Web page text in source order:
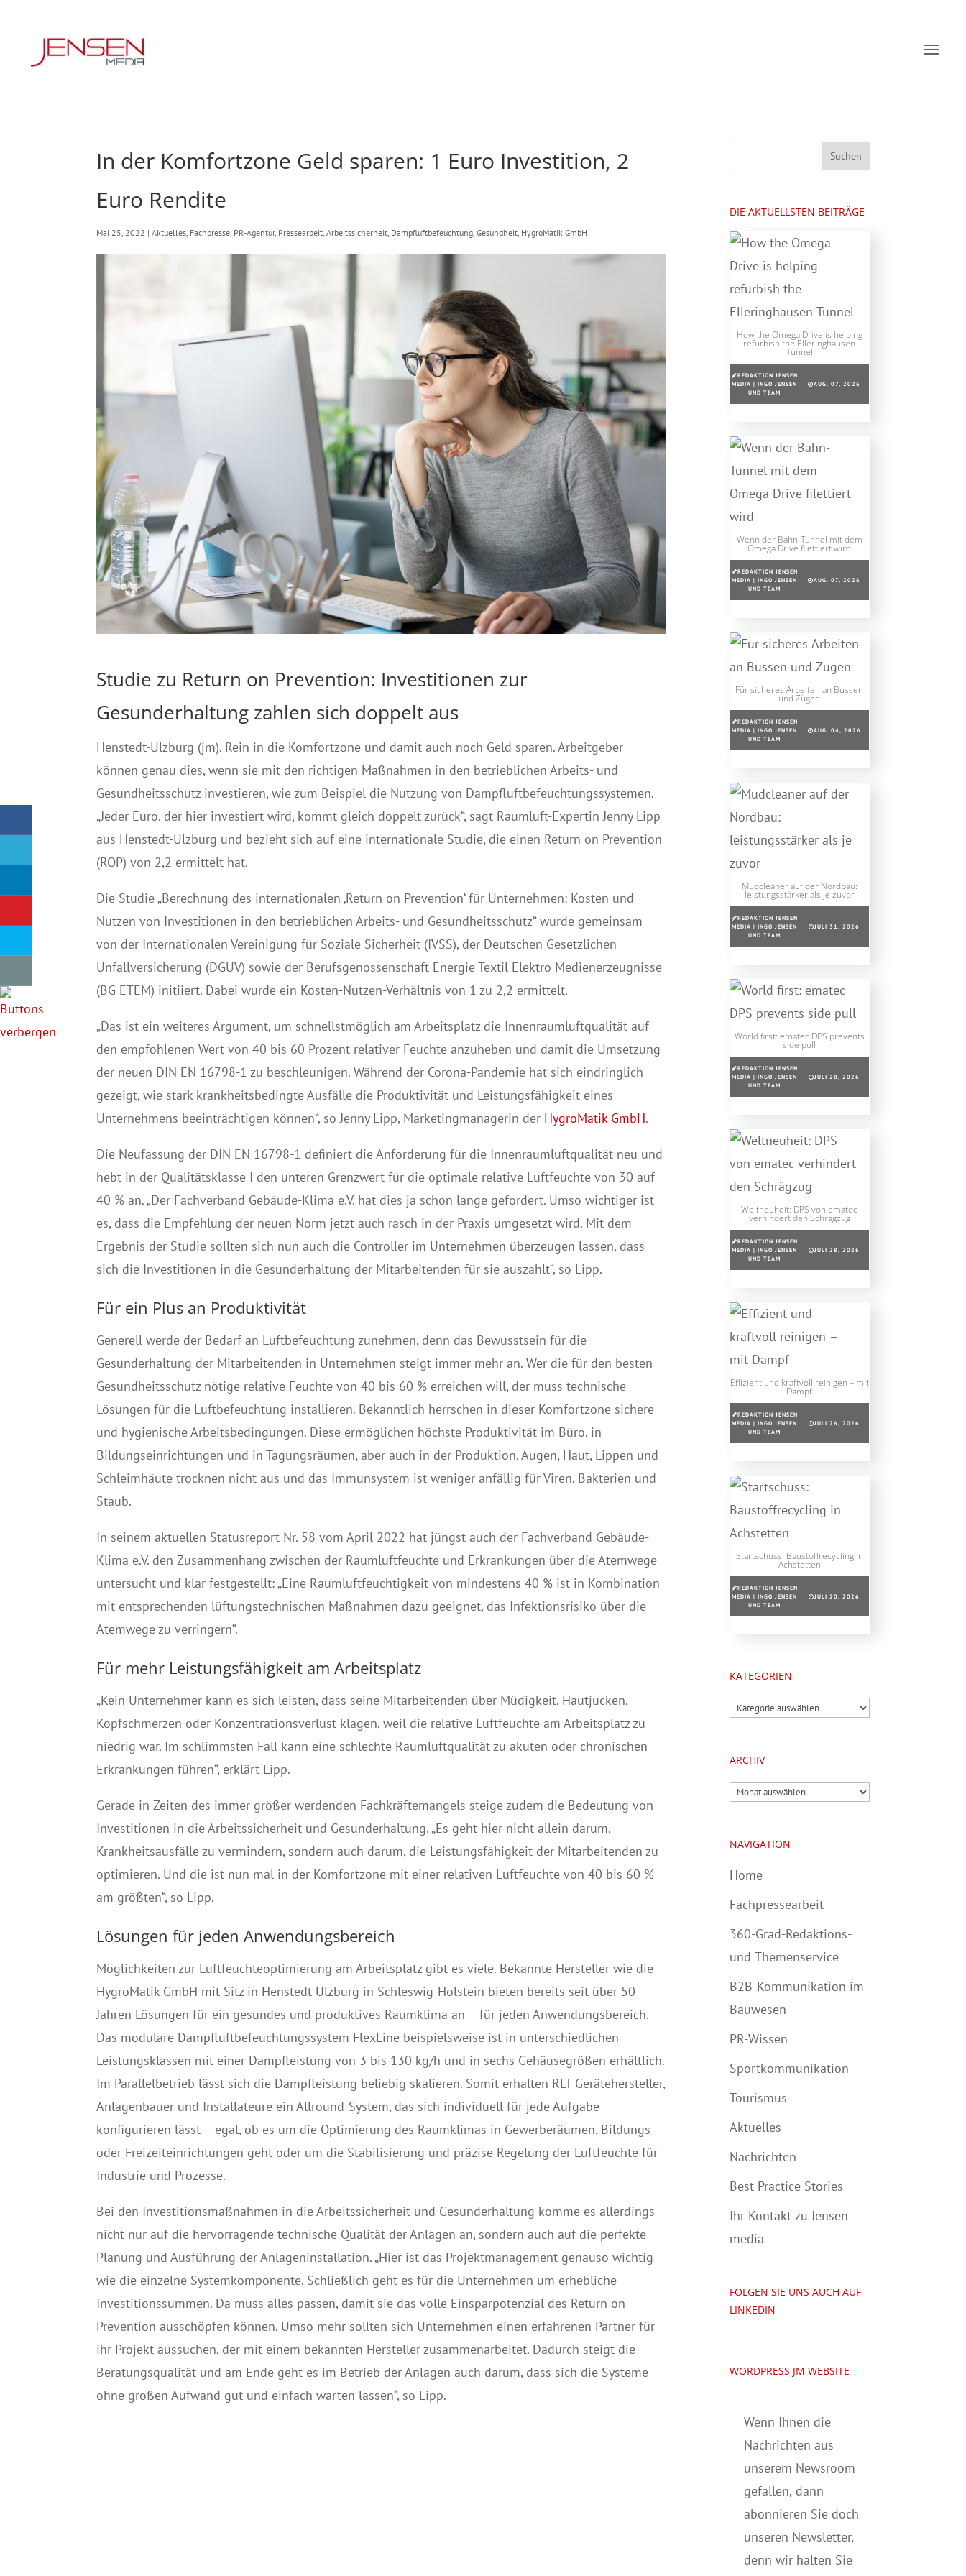
In der Komfortzone Geld sparen: 1 Euro Investition, 2
Euro Rendite
Mai 25, 2022 |Aktuelles, Fachpresse, PR-Agentur, Pressearbeit,Arbeitssicherheit, Dampfluftbefeuchtung,Gesundheit, HygroMatik GmbH
Studie zu Return on Prevention: Investitionen zur
Gesunderhaltung zahlen sich doppelt aus
Henstedt-Ulzburg (jm). Rein in die Komfortzone und damit auch noch Geld sparen. Arbeitgeber
können genau dies, wenn sie mit den richtigen Maßnahmen in den betrieblichen Arbeits- und
Gesundheitsschutz investieren, wie zum Beispiel die Nutzung von Dampfluftbefeuchtungssystemen.
„Jeder Euro, der hier investiert wird, kommt gleich doppelt zurück“, sagt Raumluft-Expertin Jenny Lipp
aus Henstedt-Ulzburg und bezieht sich auf eine internationale Studie, die einen Return on Prevention
(ROP) von 2,2 ermittelt hat.
Die Studie „Berechnung des internationalen ‚Return on Prevention‘ für Unternehmen: Kosten und
Nutzen von Investitionen in den betrieblichen Arbeits- und Gesundheitsschutz“ wurde gemeinsam
von der Internationalen Vereinigung für Soziale Sicherheit (IVSS), der Deutschen Gesetzlichen
Unfallversicherung (DGUV) sowie der Berufsgenossenschaft Energie Textil Elektro Medienerzeugnisse
(BG ETEM) initiiert. Dabei wurde ein Kosten-Nutzen-Verhältnis von 1 zu 2,2 ermittelt.
„Das ist ein weiteres Argument, um schnellstmöglich am Arbeitsplatz die Innenraumluftqualität auf
den empfohlenen Wert von 40 bis 60 Prozent relativer Feuchte anzuheben und damit die Umsetzung
der neuen DIN EN 16798-1 zu beschleunigen. Während der Corona-Pandemie hat sich eindringlich
gezeigt, wie stark krankheitsbedingte Ausfälle die Produktivität und Leistungsfähigkeit eines
Unternehmens beeinträchtigen können“, so Jenny Lipp, Marketingmanagerin der HygroMatik GmbH.
Die Neufassung der DIN EN 16798-1 definiert die Anforderung für die Innenraumluftqualität neu und
hebt in der Qualitätsklasse I den unteren Grenzwert für die optimale relative Luftfeuchte von 30 auf
40 % an. „Der Fachverband Gebäude-Klima e.V. hat dies ja schon lange gefordert. Umso wichtiger ist
es, dass die Empfehlung der neuen Norm jetzt auch rasch in der Praxis umgesetzt wird. Mit dem
Ergebnis der Studie sollten sich nun auch die Controller im Unternehmen überzeugen lassen, dass
sich die Investitionen in die Gesunderhaltung der Mitarbeitenden für sie auszahlt“, so Lipp.
Für ein Plus an Produktivität
Generell werde der Bedarf an Luftbefeuchtung zunehmen, denn das Bewusstsein für die
Gesunderhaltung der Mitarbeitenden in Unternehmen steigt immer mehr an. Wer die für den besten
Gesundheitsschutz nötige relative Feuchte von 40 bis 60 % erreichen will, der muss technische
Lösungen für die Luftbefeuchtung installieren. Bekanntlich herrschen in dieser Komfortzone sichere
und hygienische Arbeitsbedingungen. Diese ermöglichen höchste Produktivität im Büro, in
Bildungseinrichtungen und in Tagungsräumen, aber auch in der Produktion. Augen, Haut, Lippen und
Schleimhäute trocknen nicht aus und das Immunsystem ist weniger anfällig für Viren, Bakterien und
Staub.
In seinem aktuellen Statusreport Nr. 58 vom April 2022 hat jüngst auch der Fachverband Gebäude-
Klima e.V. den Zusammenhang zwischen der Raumluftfeuchte und Erkrankungen über die Atemwege
untersucht und klar festgestellt: „Eine Raumluftfeuchtigkeit von mindestens 40 % ist in Kombination
mit entsprechenden lüftungstechnischen Maßnahmen dazu geeignet, das Infektionsrisiko über die
Atemwege zu verringern“.
Für mehr Leistungsfähigkeit am Arbeitsplatz
„Kein Unternehmer kann es sich leisten, dass seine Mitarbeitenden über Müdigkeit, Hautjucken,
Kopfschmerzen oder Konzentrationsverlust klagen, weil die relative Luftfeuchte am Arbeitsplatz zu
niedrig war. Im schlimmsten Fall kann eine schlechte Raumluftqualität zu akuten oder chronischen
Erkrankungen führen“, erklärt Lipp.
Gerade in Zeiten des immer größer werdenden Fachkräftemangels steige zudem die Bedeutung von
Investitionen in die Arbeitssicherheit und Gesunderhaltung. „Es geht hier nicht allein darum,
Krankheitsausfälle zu vermindern, sondern auch darum, die Leistungsfähigkeit der Mitarbeitenden zu
optimieren. Und die ist nun mal in der Komfortzone mit einer relativen Luftfeuchte von 40 bis 60 %
am größten“, so Lipp.
Lösungen für jeden Anwendungsbereich
Möglichkeiten zur Luftfeuchteoptimierung am Arbeitsplatz gibt es viele. Bekannte Hersteller wie die
HygroMatik GmbH mit Sitz in Henstedt-Ulzburg in Schleswig-Holstein bieten bereits seit über 50
Jahren Lösungen für ein gesundes und produktives Raumklima an – für jeden Anwendungsbereich.
Das modulare Dampfluftbefeuchtungssystem FlexLine beispielsweise ist in unterschiedlichen
Leistungsklassen mit einer Dampfleistung von 3 bis 130 kg/h und in sechs Gehäusegrößen erhältlich.
Im Parallelbetrieb lässt sich die Dampfleistung beliebig skalieren. Somit erhalten RLT-Gerätehersteller,
Anlagenbauer und Installateure ein Allround-System, das sich individuell für jede Aufgabe
konfigurieren lässt – egal, ob es um die Optimierung des Raumklimas in Gewerberäumen, Bildungs-
oder Freizeiteinrichtungen geht oder um die Stabilisierung und präzise Regelung der Luftfeuchte für
Industrie und Prozesse.
Bei den Investitionsmaßnahmen in die Arbeitssicherheit und Gesunderhaltung komme es allerdings
nicht nur auf die hervorragende technische Qualität der Anlagen an, sondern auch auf die perfekte
Planung und Ausführung der Anlageninstallation. „Hier ist das Projektmanagement genauso wichtig
wie die einzelne Systemkomponente. Schließlich geht es für die Unternehmen um erhebliche
Investitionssummen. Da muss alles passen, damit sie das volle Einsparpotenzial des Return on
Prevention ausschöpfen können. Umso mehr sollten sich Unternehmen einen erfahrenen Partner für
ihr Projekt aussuchen, der mit einem bekannten Hersteller zusammenarbeitet. Dadurch steigt die
Beratungsqualität und am Ende geht es im Betrieb der Anlagen auch darum, dass sich die Systeme
ohne großen Aufwand gut und einfach warten lassen“, so Lipp.
DIE AKTUELLSTEN BEITRÄGE
How the Omega Drive is helping
refurbish the Elleringhausen
Tunnel
REDAKTION JENSEN
MEDIA | INGO JENSEN
UND TEAM
AUG. 07, 2026
Wenn der Bahn-Tunnel mit dem
Omega Drive filettiert wird
REDAKTION JENSEN
MEDIA | INGO JENSEN
UND TEAM
AUG. 07, 2026
Für sicheres Arbeiten an Bussen
und Zügen
REDAKTION JENSEN
MEDIA | INGO JENSEN
UND TEAM
AUG. 04, 2026
Mudcleaner auf der Nordbau:
leistungsstärker als je zuvor
REDAKTION JENSEN
MEDIA | INGO JENSEN
UND TEAM
JULI 31, 2026
World first: ematec DPS prevents
side pull
REDAKTION JENSEN
MEDIA | INGO JENSEN
UND TEAM
JULI 28, 2026
Weltneuheit: DPS von ematec
verhindert den Schrägzug
REDAKTION JENSEN
MEDIA | INGO JENSEN
UND TEAM
JULI 28, 2026
Effizient und kraftvoll reinigen – mit
Dampf
REDAKTION JENSEN
MEDIA | INGO JENSEN
UND TEAM
JULI 26, 2026
Startschuss: Baustoffrecycling in
Achstetten
REDAKTION JENSEN
MEDIA | INGO JENSEN
UND TEAM
JULI 20, 2026
KATEGORIEN
Kategorien
ARCHIV
Archiv
NAVIGATION
Home
Fachpressearbeit
360-Grad-Redaktions-
und Themenservice
B2B-Kommunikation im
Bauwesen
PR-Wissen
Sportkommunikation
Tourismus
Aktuelles
Nachrichten
Best Practice Stories
Ihr Kontakt zu Jensen
media
FOLGEN SIE UNS AUCH AUF
LINKEDIN
WORDPRESS JM WEBSITE
Wenn Ihnen die
Nachrichten aus
unserem Newsroom
gefallen, dann
abonnieren Sie doch
unseren Newsletter,
denn wir halten Sie